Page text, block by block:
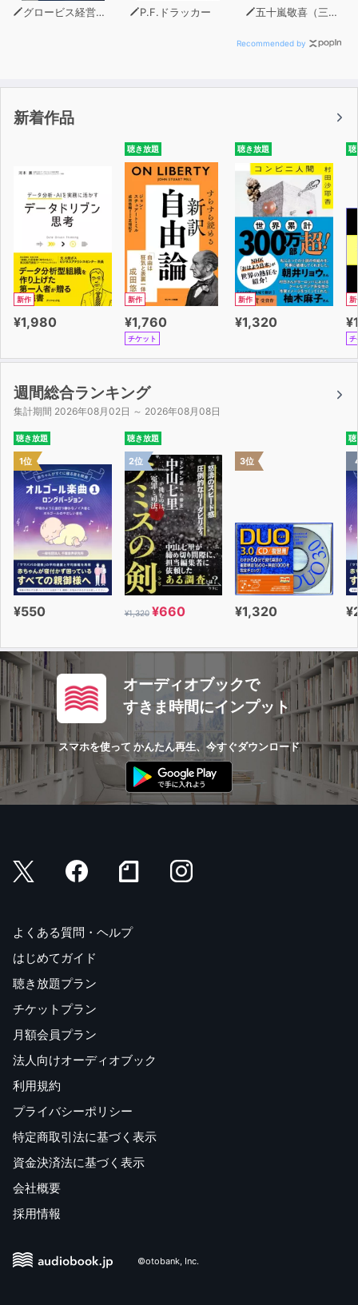
グロービス経営大学院 P.F.ドラッカー 五十嵐敬喜（三菱UFJリサーチ＆コンサルティング執行役員調査本部長）
Recommended by
新着作品
新作
¥1,980
聴き放題
新作
¥1,760
チケット
聴き放題
新作
¥1,320
聴
新
チ
週間総合ランキング
集計期間 2026年08月02日 ～ 2026年08月08日
聴き放題
1位
¥550
聴き放題
2位
¥1,320 ¥660
3位
¥1,320
聴
オーディオブックで
すきま時間にインプット
スマホを使って かんたん再生、今すぐダウンロード
よくある質問・ヘルプ
はじめてガイド
聴き放題プラン
チケットプラン
月額会員プラン
法人向けオーディオブック
利用規約
プライバシーポリシー
特定商取引法に基づく表示
資金決済法に基づく表示
会社概要
採用情報
©otobank, Inc.